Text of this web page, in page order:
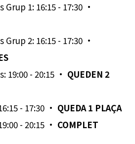
1: 16:15 - 17:30 ·
2: 16:15 - 17:30 ·
19:00 - 20:15 · QUEDEN 2
- 17:30 · QUEDA 1 PLAÇA
- 20:15 · COMPLET